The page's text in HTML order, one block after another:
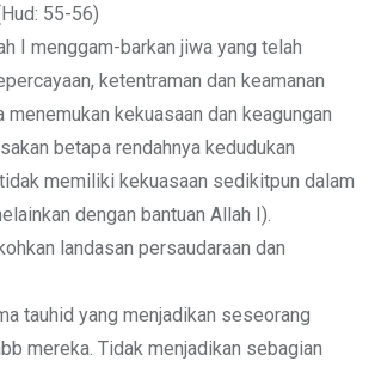
55-56)
I menggam-barkan jiwa yang telah
ketentraman dan keamanan
menemukan kekuasaan dan keagungan
betapa rendahnya kedudukan
memiliki kekuasaan sedikitpun dalam
dengan bantuan Allah I).
landasan persaudaraan dan
tauhid yang menjadikan seseorang
mereka. Tidak menjadikan sebagian